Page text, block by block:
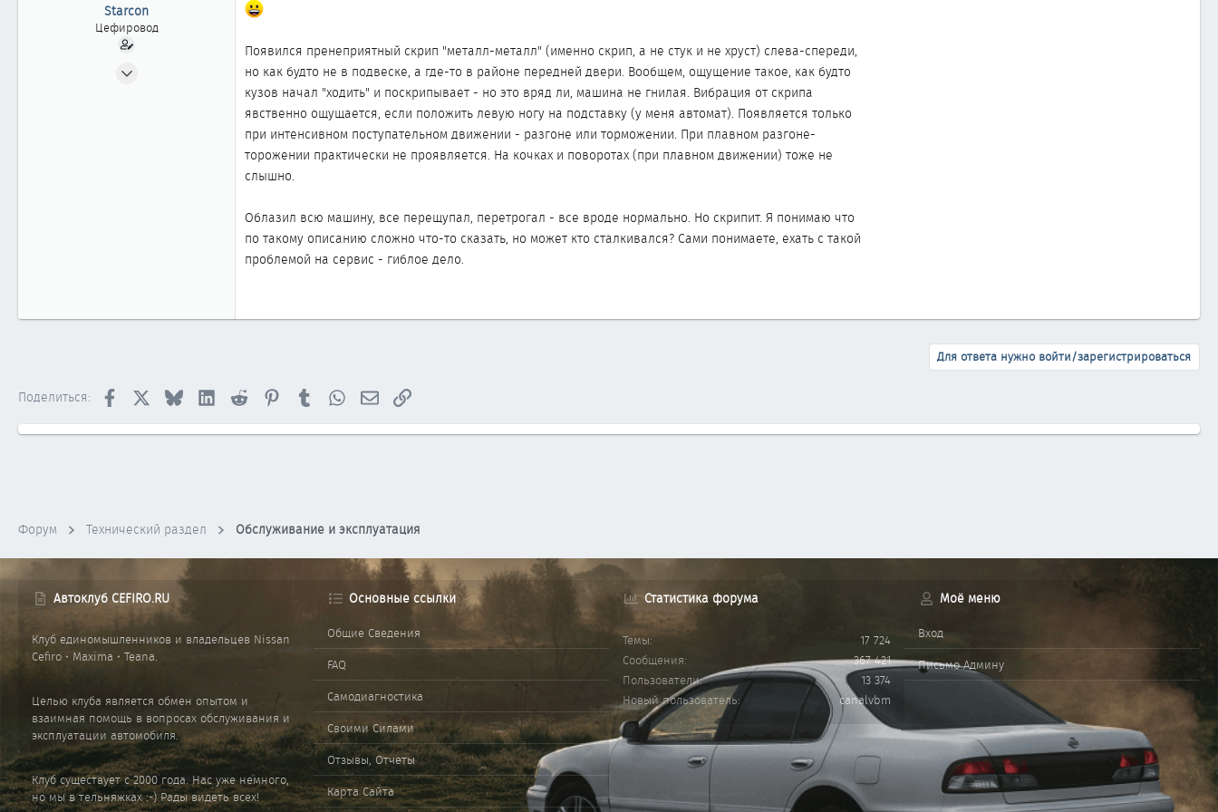
Starcon
Цефировод
Появился пренеприятный скрип "металл-металл" (именно скрип, а не стук и не хруст) слева-спереди,
но как будто не в подвеске, а где-то в районе передней двери. Вообщем, ощущение такое, как будто
кузов начал "ходить" и поскрипывает - но это вряд ли, машина не гнилая. Вибрация от скрипа
явственно ощущается, если положить левую ногу на подставку (у меня автомат). Появляется только
при интенсивном поступательном движении - разгоне или торможении. При плавном разгоне-
торожении практически не проявляется. На кочках и поворотах (при плавном движении) тоже не
слышно.
Облазил всю машину, все перещупал, перетрогал - все вроде нормально. Но скрипит. Я понимаю что
по такому описанию сложно что-то сказать, но может кто сталкивался? Сами понимаете, ехать с такой
проблемой на сервис - гиблое дело.
Для ответа нужно войти/зарегистрироваться
Поделиться: Facebook Bluesky LinkedInReddit PinterestTumblrWhatsAppЭлектронная почта
Ссылка
Форум Технический раздел Обслуживание и эксплуатация
Автоклуб CEFIRO.RU
Клуб единомышленников и владельцев Nissan
Cefiro • Maxima • Teana.
Целью клуба является обмен опытом и
взаимная помощь в вопросах обслуживания и
эксплуатации автомобиля.
Клуб существует с 2000 года. Нас уже немного,
но мы в тельняжках :-) Рады видеть всех!
Основные ссылки
Общие Сведения
FAQ
Самодиагностика
Своими Силами
Отзывы, Отчеты
Карта Сайта
Статистика форума
Темы
17 724
Сообщения
367 421
Пользователи
13 374
Новый пользователь
canalvbm
Моё меню
Вход
Письмо Админу